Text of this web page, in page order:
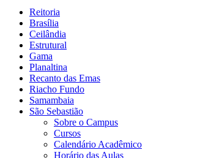
Reitoria
Brasília
Ceilândia
Estrutural
Gama
Planaltina
Recanto das Emas
Riacho Fundo
Samambaia
São Sebastião
Sobre o Campus
Cursos
Calendário Acadêmico
Horário das Aulas